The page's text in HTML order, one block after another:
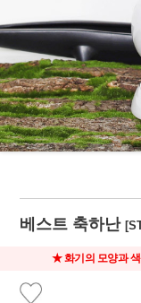
베스트 축하난
★ 화기의 모양과